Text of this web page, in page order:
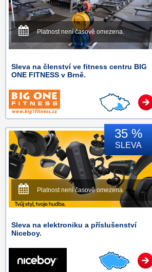
Platnost není časově omezena.
Sleva na členství ve fitness centru BIG
ONE FITNESS v Brně.
35 %
SLEVA
Platnost není časově omezena.
Sleva na elektroniku a příslušenství
Niceboy.